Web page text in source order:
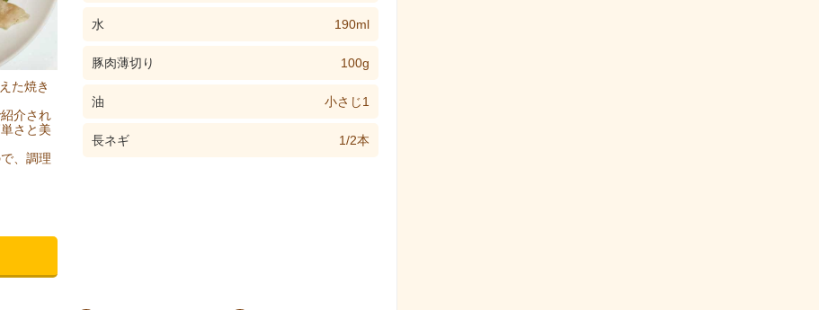
た焼き
介され
さと美
、調理
水 190ml
豚肉薄切り 100g
油 小さじ1
長ネギ 1/2本